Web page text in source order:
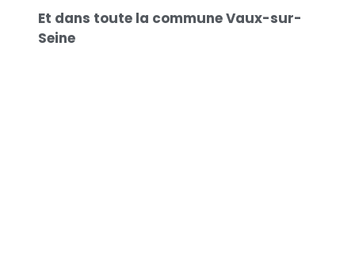
Et dans toute la commune Vaux-sur-
Seine